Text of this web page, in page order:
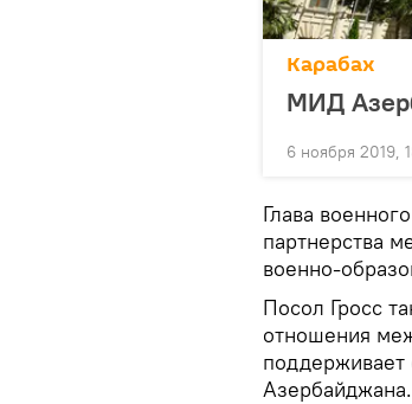
Карабах
МИД
6 ноября 2019,
Глава
партнерства
военно-
Посол Гросс
отношения
поддерживает
Азербайджана.